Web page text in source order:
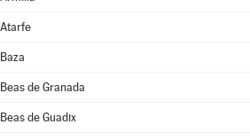
Atarfe
Baza
Beas de Granada
Beas de Guadix